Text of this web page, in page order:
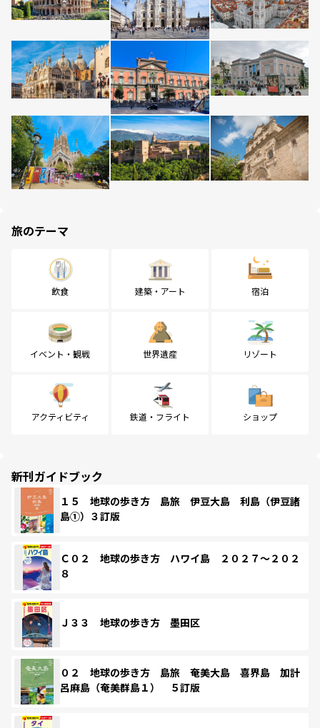
旅のテーマ
飲食 建築・アート 宿泊
イベント・観戦 世界遺産 リゾート
アクティビティ 鉄道・フライト ショップ
新刊ガイドブック
１５ 地球の歩き方 島旅 伊豆大島 利島（伊豆諸
島①）３訂版
Ｃ０２ 地球の歩き方 ハワイ島 ２０２７～２０２
８
Ｊ３３ 地球の歩き方 墨田区
０２ 地球の歩き方 島旅 奄美大島 喜界島 加計
呂麻島（奄美群島１） ５訂版